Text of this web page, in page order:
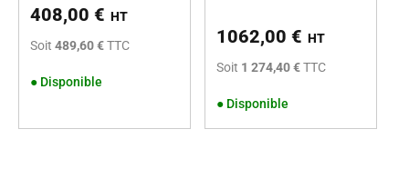
408,00 € HT
Soit 489,60 €TTC
● Disponible
1062,00 € HT
Soit 1 274,40 €TTC
● Disponible